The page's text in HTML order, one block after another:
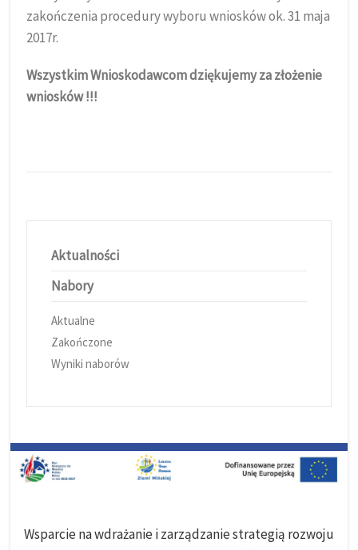
zakończenia procedury wyboru wniosków ok. 31 maja
2017r.
Wszystkim Wnioskodawcom dziękujemy za złożenie
wniosków !!!
Aktualności
Nabory
Aktualne
Zakończone
Wyniki naborów
Wsparcie na wdrażanie i zarządzanie strategią rozwoju